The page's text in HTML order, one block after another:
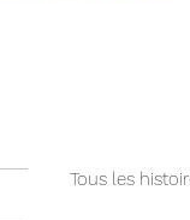
Tous les